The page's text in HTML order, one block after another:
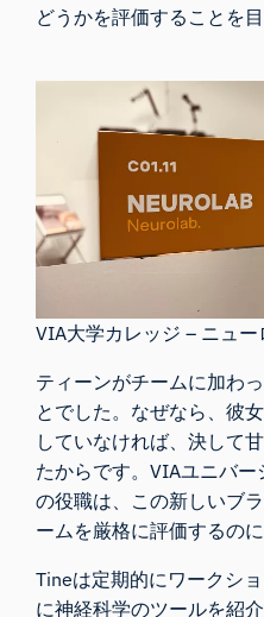
どうかを評価することを
VIA大学カレッジ – ニュー
ティーンがチームに加わ
とでした。なぜなら、彼
していなければ、決して
たからです。VIAユニバ
の役職は、この新しいブ
ームを厳格に評価するの
Tineは定期的にワークシ
に神経科学のツールを紹